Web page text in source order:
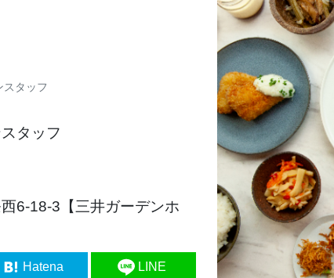
タッフ
タッフ
6-18-3【三井ガーデンホ
Hatena LINE